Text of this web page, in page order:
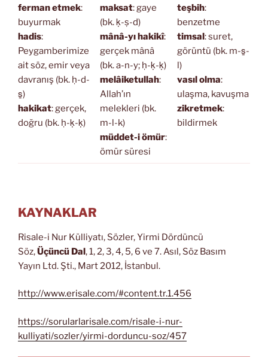
ferman etmek:
buyurmak
hadis:
Peygamberimize
ait söz, emir veya
davranış (bk. ḥ-d-
s̱)
hakikat: gerçek,
doğru (bk. ḥ-ḳ-ḳ)
maksat: gaye
(bk. ḳ-ṣ-d)
mânâ-yı hakikî:
gerçek mânâ
(bk. a-n-y; ḥ-ḳ-ḳ)
melâiketullah:
Allah’ın
melekleri (bk.
m-l-k)
müddet-i ömür:
ömür süresi
teşbih:
benzetme
timsal: suret,
görüntü (bk. m-s̱-
l)
vasıl olma:
ulaşma, kavuşma
zikretmek:
bildirmek
KAYNAKLAR
Risale-i Nur Külliyatı, Sözler, Yirmi Dördüncü
Söz,Üçüncü Dal, 1, 2, 3, 4, 5, 6 ve 7. Asıl, Söz Basım
Yayın Ltd. Şti., Mart 2012, İstanbul.
http://www.erisale.com/#content.tr.1.456
https://sorularlarisale.com/risale-i-nur-
kulliyati/sozler/yirmi-dorduncu-soz/457